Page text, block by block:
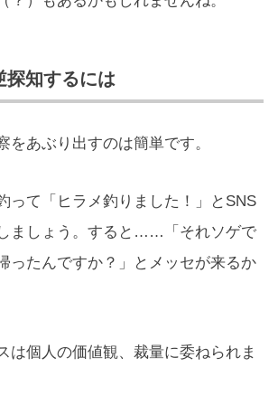
探知するには
をあぶり出すのは簡単です。
って「ヒラメ釣りました！」とSNS
ましょう。すると……「それソゲで
たんですか？」とメッセが来るか
は個人の価値観、裁量に委ねられま